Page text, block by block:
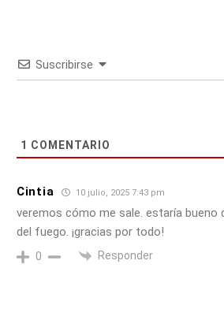
Suscribirse
1 COMENTARIO
Cintia 10 julio, 2025 7:43 pm
veremos cómo me sale. estaría bueno
del fuego. ¡gracias por todo!
0 Responder